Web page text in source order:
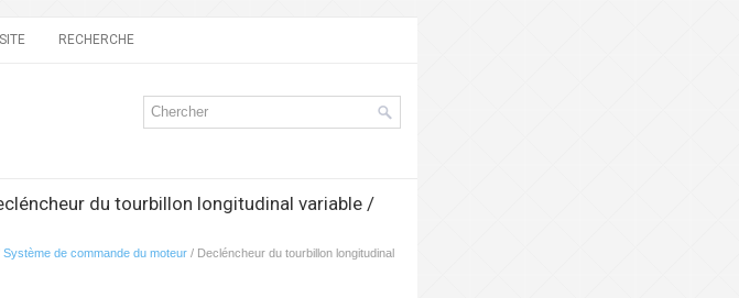
RECHERCHE
du tourbillon longitudinal variable /
Système de commande du moteur / Decléncheur du tourbillon longitudinal